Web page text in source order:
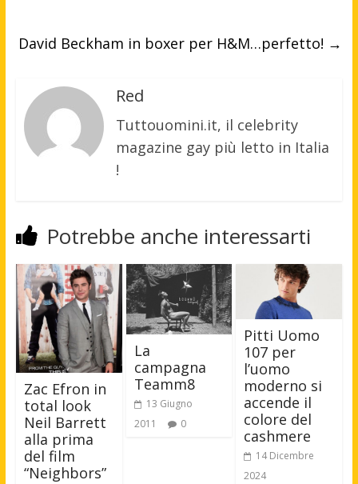
David Beckham in boxer per H&M…perfetto! →
Red
Tuttouomini.it, il celebrity
magazine gay più letto in Italia
!
Potrebbe anche interessarti
Zac Efron in
total look
Neil Barrett
alla prima
del film
“Neighbors”
La
campagna
Teamm8
13 Giugno
2011
0
Pitti Uomo
107 per
l’uomo
moderno si
accende il
colore del
cashmere
14 Dicembre
2024